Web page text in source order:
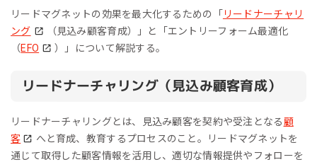
リードマグネットの効果を最大化するための「 リードナーチャリ
ング
（見込み顧客育成）」と「エントリーフォーム最適化
（EFO ）」について解説する。
リードナーチャリング（見込み顧客育成）
リードナーチャリングとは、見込み顧客を契約や受注となる顧
客
へと育成、教育するプロセスのこと。リードマグネットを
通じて取得した顧客情報を活用し、適切な情報提供やフォローを